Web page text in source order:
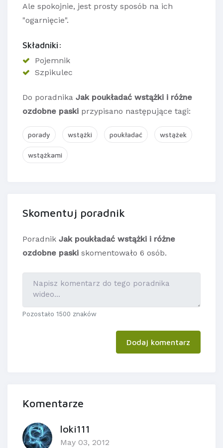
Ale spokojnie, jest prosty sposób na ich
"ogarnięcie".
Składniki:
Pojemnik
Szpikulec
Do poradnika Jak poukładać wstążki i różne
ozdobne paski przypisano następujące tagi:
porady wstążki poukładać wstążek
wstążkami
Skomentuj poradnik
Poradnik Jak poukładać wstążki i różne
ozdobne paski skomentowało 6 osób.
Pozostało 1500 znaków
Dodaj komentarz
Komentarze
loki111
May 03, 2012